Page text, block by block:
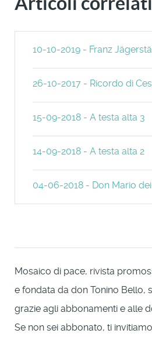
10-10-2019 - Franz
26-10-2017 - Ricordo di
15-09-2018 - A testa alta 3
14-09-2018 - A testa alta 2
04-06-2018 - Don Mario
Mosaico di pace, rivista
e fondata da don Tonino Bello,
grazie agli abbonamenti e alle
Se non sei abbonato, ti